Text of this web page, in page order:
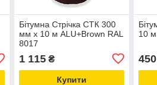
Бітумна Стрічка СТК 300
мм х 10 м ALU+Brown RAL
8017
1 115₴
Купити
10
450